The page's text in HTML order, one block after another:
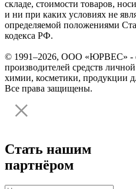
складе, стоимости товаров,
и ни при каких условиях не
определяемой положениями
кодекса РФ.
© 1991–2026, ООО «ЮРВЕС» -
производителей средств
химии, косметики, продукции
Все права защищены.
Стать нашим
партнёром